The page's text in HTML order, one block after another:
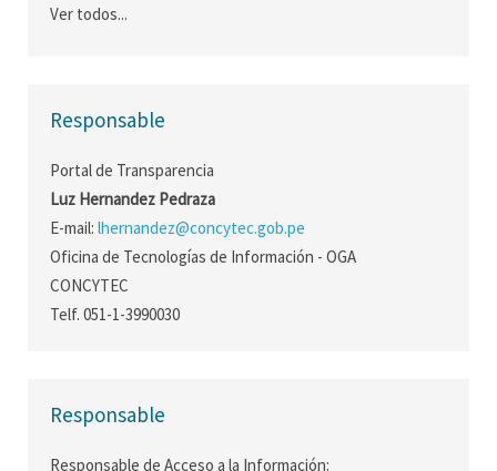
Ver todos...
Responsable
Portal de Transparencia
Luz Hernandez Pedraza
E-mail: lhernandez@concytec.gob.pe
Oficina de Tecnologías de Información - OGA
CONCYTEC
Telf. 051-1-3990030
Responsable
Responsable de Acceso a la Información: